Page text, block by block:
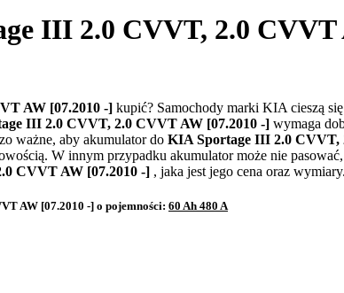
III 2.0 CVVT, 2.0 CVVT
AW [07.2010 -] kupić? Samochody marki KIA cieszą
III 2.0 CVVT, 2.0 CVVT AW [07.2010 -] wymaga
ważne, aby akumulator do KIA Sportage III 2.0 CVVT,
W innym przypadku akumulator może nie
CVVT AW [07.2010 -] , jaka jest jego cena oraz wymiary.
AW [07.2010 -] o pojemności: 60 Ah 480 A